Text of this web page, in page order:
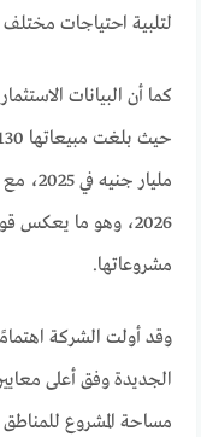
لتلبية احتياجات مختلف
كما أن البيانات
2026، وهو ما يعكس
مشروعاتها.
الجديدة وفق أعلى
مساحة المشروع